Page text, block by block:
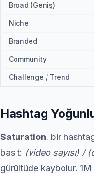
Broad (Geniş)
Niche
Branded
Community
Challenge / Trend
Hashtag
Saturation, bir
basit: (video sayısı) /
gürültüde kaybolur.